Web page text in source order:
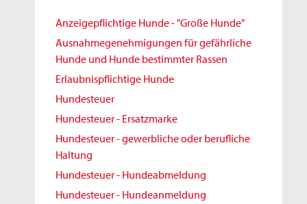
Anzeigepflichtige Hunde - "Große Hunde"
Ausnahmegenehmigungen für gefährliche
Hunde und Hunde bestimmter Rassen
Erlaubnispflichtige Hunde
Hundesteuer
Hundesteuer - Ersatzmarke
Hundesteuer - gewerbliche oder berufliche
Haltung
Hundesteuer - Hundeabmeldung
Hundesteuer - Hundeanmeldung